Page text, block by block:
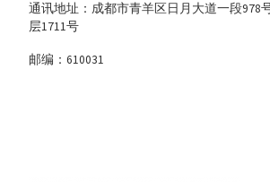
通讯地址：成都市青羊区日月大道一段978
层1711号
邮编：610031